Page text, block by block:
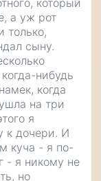
который
а уж рот
только,
сыну.
нибудь
когда
на три
я
к дочери. И
куча - я по-
- я никому не
но